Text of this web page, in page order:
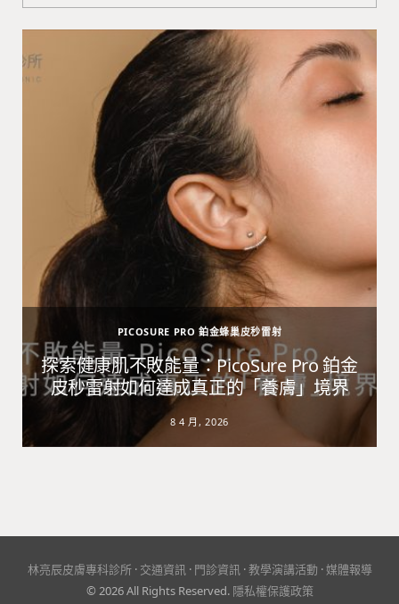
PICOSURE PRO 鉑金蜂巢皮秒雷射
探索健康肌不敗能量：PicoSure Pro 鉑金
皮秒雷射如何達成真正的「養膚」境界
8 4 月, 2026
林亮辰皮膚專科診所· 交通資訊· 門診資訊·教學演講活動 ·媒體報導
© 2026 All Rights Reserved. 隱私權保護政策